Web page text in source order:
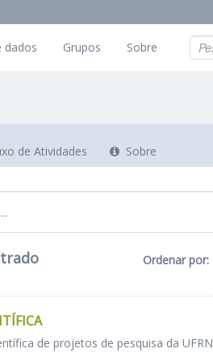
dados Grupos Sobre
de Atividades Sobre
Ordenar por
de projetos de pesquisa da UFRN